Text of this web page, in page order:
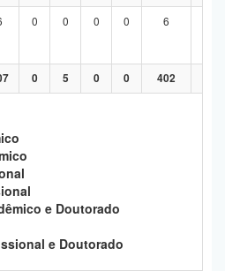
0 0 0 0 6
0 5 0 0 402
e Doutorado
e Doutorado